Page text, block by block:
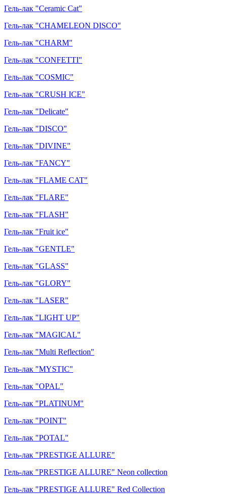
Гель-лак "Ceramic Cat"
Гель-лак "CHAMELEON DISCO"
Гель-лак "CHARM"
Гель-лак "CONFETTI"
Гель-лак "COSMIC"
Гель-лак "CRUSH ICE"
Гель-лак "Delicate"
Гель-лак "DISCO"
Гель-лак "DIVINE"
Гель-лак "FANCY"
Гель-лак "FLAME CAT"
Гель-лак "FLARE"
Гель-лак "FLASH"
Гель-лак "Fruit ice"
Гель-лак "GENTLE"
Гель-лак "GLASS"
Гель-лак "GLORY"
Гель-лак "LASER"
Гель-лак "LIGHT UP"
Гель-лак "MAGICAL"
Гель-лак "Multi Reflection"
Гель-лак "MYSTIC"
Гель-лак "OPAL"
Гель-лак "PLATINUM"
Гель-лак "POINT"
Гель-лак "POTAL"
Гель-лак "PRESTIGE ALLURE"
Гель-лак "PRESTIGE ALLURE" Neon collection
Гель-лак "PRESTIGE ALLURE" Red Collection